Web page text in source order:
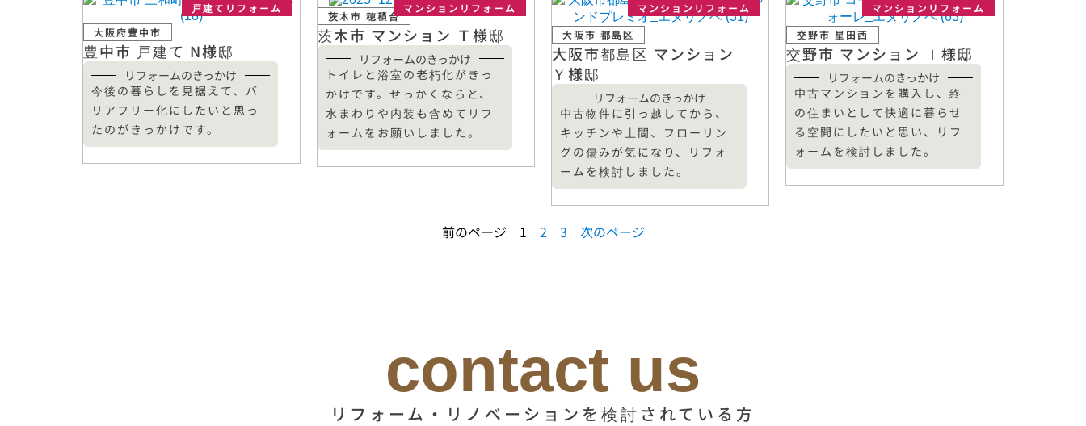
大阪府豊中市
豊中市 戸建て N様邸
リフォームのきっかけ
今後の暮らしを見据えて、バ
リアフリー化にしたいと思っ
たのがきっかけです。
戸建てリフォーム
茨木市 穂積台
茨木市 マンション Ｔ様邸
リフォームのきっかけ
トイレと浴室の老朽化がきっ
かけです。せっかくならと、
水まわりや内装も含めてリフ
ォームをお願いしました。
マンションリフォーム
大阪市 都島区
大阪市都島区 マンション
Ｙ様邸
リフォームのきっかけ
中古物件に引っ越してから、
キッチンや土間、フローリン
グの傷みが気になり、リフォ
ームを検討しました。
マンションリフォーム
交野市 星田西
交野市 マンション Ｉ様邸
リフォームのきっかけ
中古マンションを購入し、終
の住まいとして快適に暮らせ
る空間にしたいと思い、リフ
ォームを検討しました。
マンションリフォーム
前のページ 1 2 3 次のページ
contact us
リフォーム・リノベーションを検討されている方